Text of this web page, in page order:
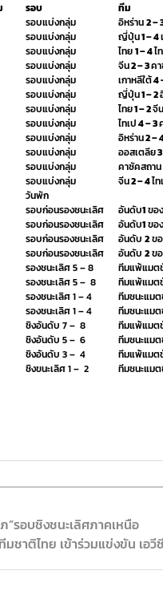
รอบ ทีม
รอบแบ่งกลุ่ม อิหร่าน2 –
รอบแบ่งกลุ่ม ญี่ปุ่น1 – 4
รอบแบ่งกลุ่ม ไทย1 – 4ไ
รอบแบ่งกลุ่ม จีน2 – 3ค
รอบแบ่งกลุ่ม เกาหลีใต้4
รอบแบ่งกลุ่ม ญี่ปุ่น1 – 2
รอบแบ่งกลุ่ม ไทย1 – 2จีน
รอบแบ่งกลุ่ม ไทเป4 – 3
รอบแบ่งกลุ่ม อิหร่าน2 –
รอบแบ่งกลุ่ม ออสเตลีย
รอบแบ่งกลุ่ม คาซัคสถาน
รอบแบ่งกลุ่ม จีน2 – 4ไ
วันพัก
รอบก่อนรองชนะเลิศ อันดับ1ขอ
รอบก่อนรองชนะเลิศ อันดับ1ขอ
รอบก่อนรองชนะเลิศ อันดับ 2ข
รอบก่อนรองชนะเลิศ อันดับ 2ข
รองชนะเลิศ 5 – 8
ทีมแพ้แม
รองชนะเลิศ 5 – 8
ทีมแพ้แม
รองชนะเลิศ 1 – 4
ทีมชนะแม
รองชนะเลิศ 1 – 4 ทีมชนะแม
ชิงอันดับ 7 – 8
ทีมแพ้แม
ชิงอันดับ 5 – 6
ทีมชนะแม
ชิงอันดับ 3 – 4
ทีมแพ้แม
ชิงขนะเลิศ 1 – 2 ทีมชนะแม
รอบชิงชนะเลิศภาคเหนือ
าติไทย เข้าร่วมแข่งขัน เอวี